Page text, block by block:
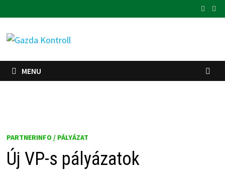
to
content
MENU
PARTNERINFO / PÁLYÁZAT
Új VP-s pályázatok